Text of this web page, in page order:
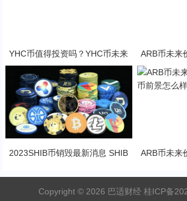
YHC币值得投资吗？YHC币未来
前景怎么样？
ARB币未来
2023SHIB币销毁最新消息 SHIB
ARB币未来
Copyright © 2026 巴适财经桂ICP备